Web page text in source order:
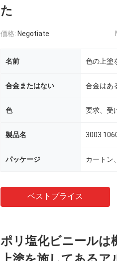
た
価格: Negotiate
名前 色の上塗
合金またはない 合金はあ
色
製品名
パッケージ カートン
ベストプライス
ポリ塩化ビニールは